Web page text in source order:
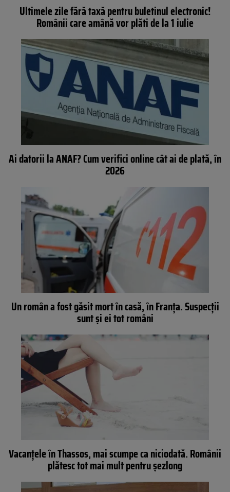
Ultimele zile fără taxă pentru buletinul electronic!
Românii care amână vor plăti de la 1 iulie
Ai datorii la ANAF? Cum verifici online cât ai de plată, în
2026
Un român a fost găsit mort în casă, în Franța. Suspecții
sunt și ei tot români
Vacanțele în Thassos, mai scumpe ca niciodată. Românii
plătesc tot mai mult pentru șezlong